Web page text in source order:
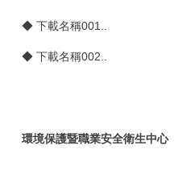
◆ 下載名稱001..
◆ 下載名稱002..
環境保護暨職業安全衛生中心